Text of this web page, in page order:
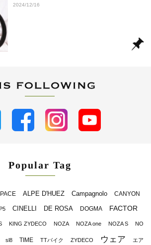
2024/12/16
Popular Tag
ALPE D'HUEZ Campagnolo CANYON
CINELLI DE ROSA DOGMA FACTOR
KING ZYDECO NOZA NOZA one NOZA S NO
sl8 TIME TTバイク ZYDECO ウェア エア